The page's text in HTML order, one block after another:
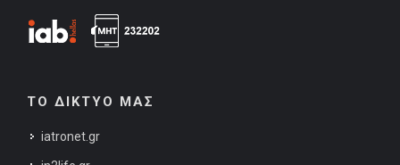
ΤΟ ΔΙΚΤΥΟ ΜΑΣ
iatronet.gr